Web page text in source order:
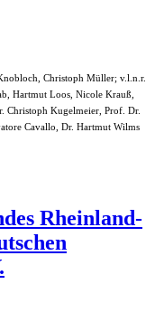
Christoph Müller; v.l.n.r.
Hartmut Loos, Nicole Krauß,
Christoph Kugelmeier, Prof. Dr.
Cavallo, Dr. Hartmut Wilms
Rheinland-